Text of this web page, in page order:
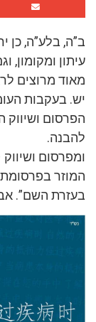
ב”ה, בלע”ה, כן
עיתון ומקומון,
מאוד מרוצים
יש. בעקבות
הפרסום
להבנה.
ומפרסום
המוזר
בעזרת השם”.